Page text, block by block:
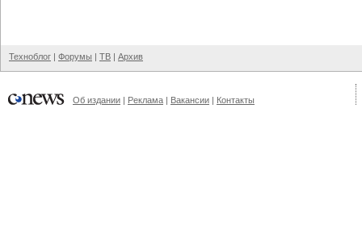
Техноблог | Форумы | ТВ | Архив
Об издании | Реклама | Вакансии | Контакты